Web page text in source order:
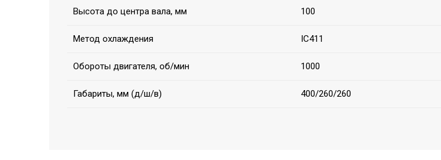
Высота до центра вала, мм 100
Метод охлаждения IC411
Обороты двигателя, об/мин 1000
Габариты, мм (д/ш/в) 400/260/260